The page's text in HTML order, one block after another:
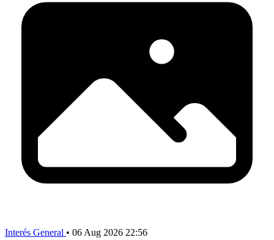
Interés General • 06 Aug 2026 22:56